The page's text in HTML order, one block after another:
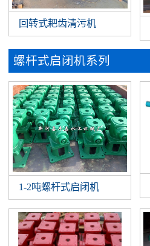
回转式耙齿清污机
螺杆式启闭机系列
1-2吨螺杆式启闭机